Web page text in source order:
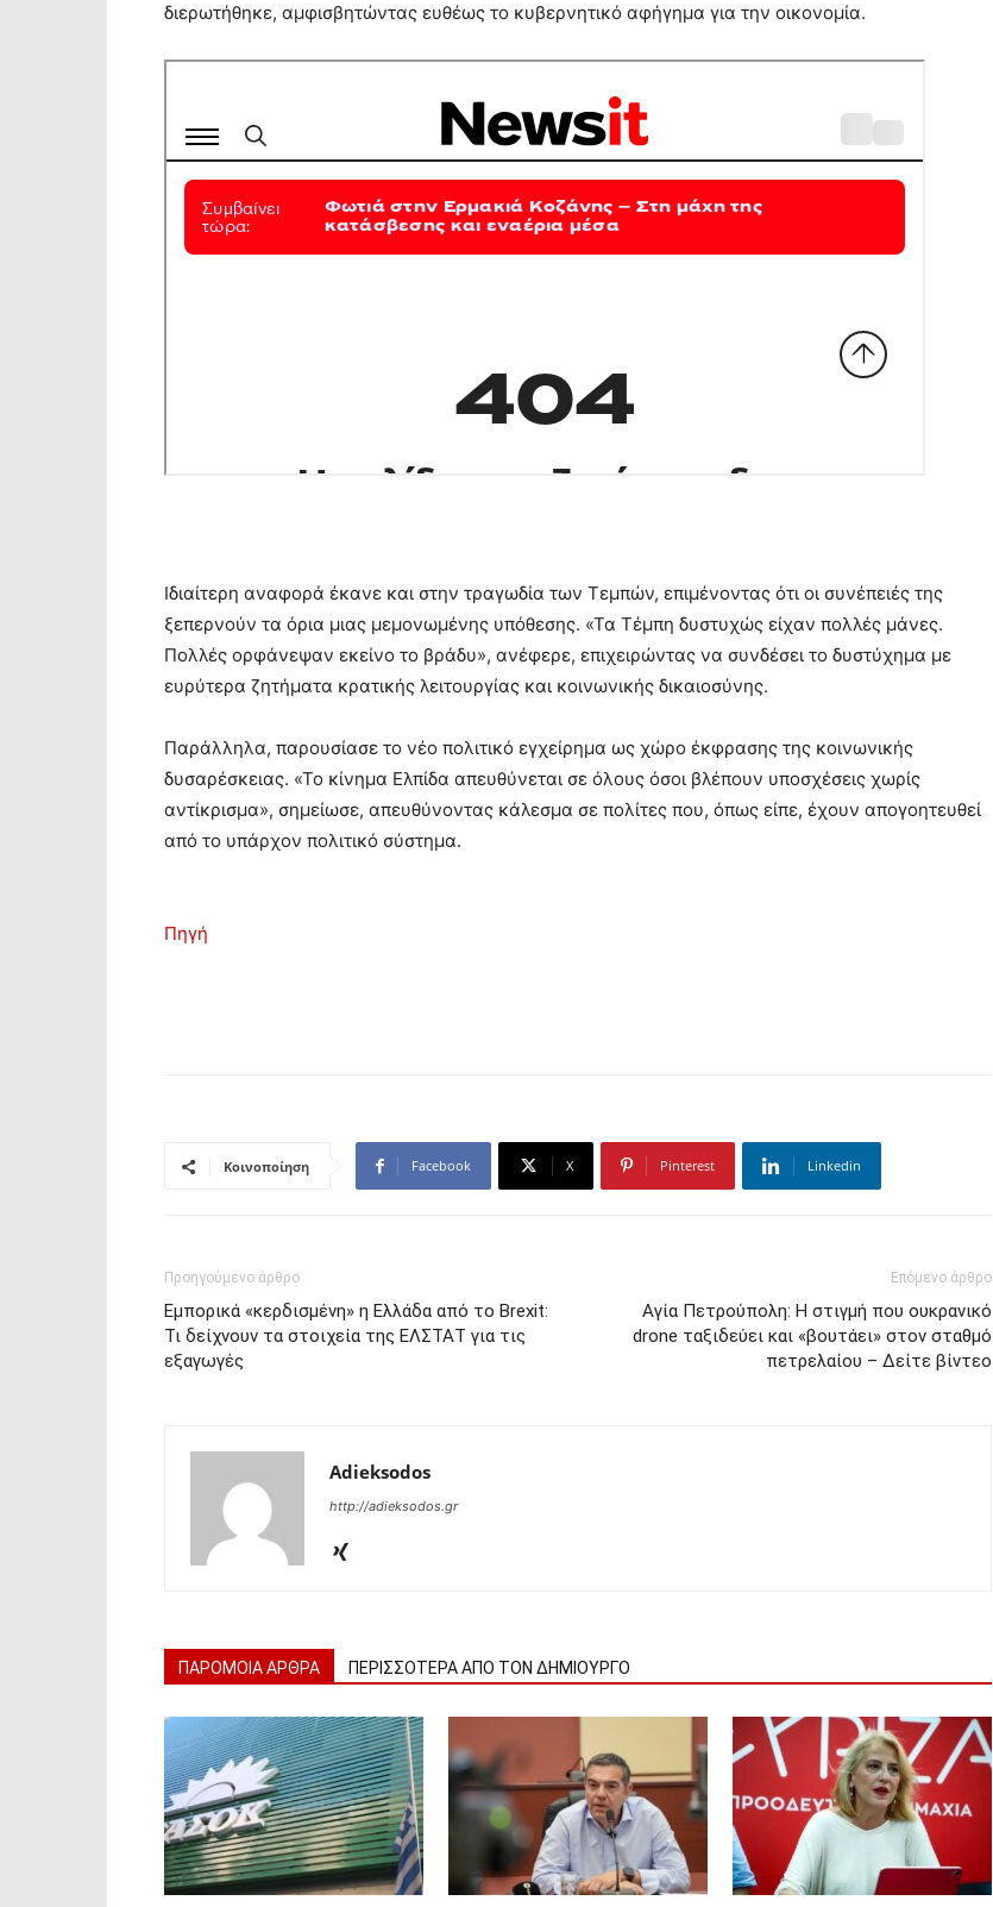
διερωτήθηκε, αμφισβητώντας ευθέως το κυβερνητικό αφήγημα για την οικονομία.
Ιδιαίτερη αναφορά έκανε και στην τραγωδία των Τεμπών, επιμένοντας ότι οι συνέπειές της
ξεπερνούν τα όρια μιας μεμονωμένης υπόθεσης. «Τα Τέμπη δυστυχώς είχαν πολλές μάνες.
Πολλές ορφάνεψαν εκείνο το βράδυ», ανέφερε, επιχειρώντας να συνδέσει το δυστύχημα με
ευρύτερα ζητήματα κρατικής λειτουργίας και κοινωνικής δικαιοσύνης.
Παράλληλα, παρουσίασε το νέο πολιτικό εγχείρημα ως χώρο έκφρασης της κοινωνικής
δυσαρέσκειας. «Το κίνημα Ελπίδα απευθύνεται σε όλους όσοι βλέπουν υποσχέσεις χωρίς
αντίκρισμα», σημείωσε, απευθύνοντας κάλεσμα σε πολίτες που, όπως είπε, έχουν απογοητευθεί
από το υπάρχον πολιτικό σύστημα.
Πηγή
Κοινοποίηση Facebook X Pinterest Linkedin
Προηγούμενο άρθρο
Εμπορικά «κερδισμένη» η Ελλάδα από το Brexit:
Τι δείχνουν τα στοιχεία της ΕΛΣΤΑΤ για τις
εξαγωγές
Επόμενο άρθρο
Αγία Πετρούπολη: Η στιγμή που ουκρανικό
drone ταξιδεύει και «βουτάει» στον σταθμό
πετρελαίου – Δείτε βίντεο
Adieksodos
http://adieksodos.gr
ΠΑΡΟΜΟΙΑ ΑΡΘΡΑ ΠΕΡΙΣΣΟΤΕΡΑ ΑΠΟ ΤΟΝ ΔΗΜΙΟΥΡΓΟ